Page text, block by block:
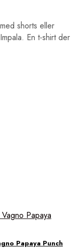
shorts eller
En t-shirt der
Papaya Punch